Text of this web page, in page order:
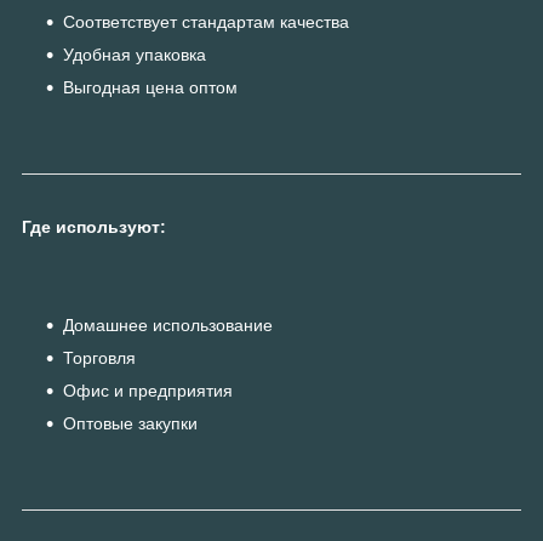
Соответствует стандартам качества
Удобная упаковка
Выгодная цена оптом
Где используют:
Домашнее использование
Торговля
Офис и предприятия
Оптовые закупки